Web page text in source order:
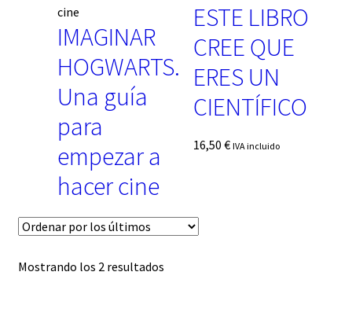
IMAGINAR
HOGWARTS.
Una guía
para
empezar a
hacer cine
24,95 € IVA incluido
ESTE LIBRO
CREE QUE
ERES UN
CIENTÍFICO
16,50€ IVA incluido
Mostrando los 2 resultadosOrdenado